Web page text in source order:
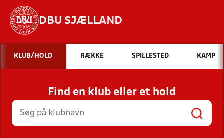
DBU SJÆLLAND
Hvad vil du søge efter?
INDHOLD OG NYHEDER
STILLINGER, RESULTATER, KLUBBER OG
HOLD
KLUB/HOLD RÆKKE SPILLESTED KAMP
Find en klub eller et hold